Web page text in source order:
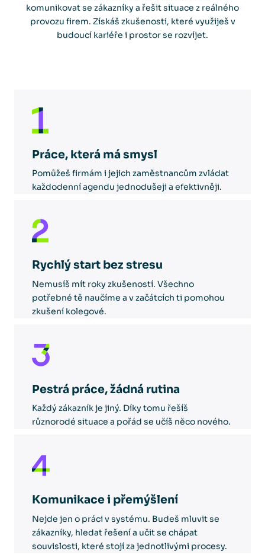
komunikovat se zákazníky a řešit situace z reálného
provozu firem. Získáš zkušenosti, které využiješ v
budoucí kariéře i prostor se rozvíjet.
Práce, která má smysl
Pomůžeš firmám i jejich zaměstnancům zvládat
každodenní agendu jednodušeji a efektivněji.
Rychlý start bez stresu
Nemusíš mít roky zkušeností. Všechno
potřebné tě naučíme a v začátcích ti pomohou
zkušení kolegové.
Pestrá práce, žádná rutina
Každý zákazník je jiný. Díky tomu řešíš
různorodé situace a pořád se učíš něco nového.
Komunikace i přemýšlení
Nejde jen o práci v systému. Budeš mluvit se
zákazníky, hledat řešení a učit se chápat
souvislosti, které stojí za jednotlivými procesy.